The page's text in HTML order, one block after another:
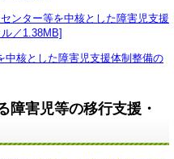
ンター等を中核とした障害児支援
／1.38MB]
中核とした障害児支援体制整備の
障害児等の移行支援・